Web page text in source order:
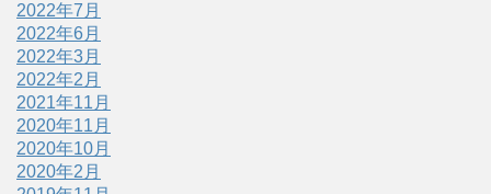
2022年7月
2022年6月
2022年3月
2022年2月
2021年11月
2020年11月
2020年10月
2020年2月